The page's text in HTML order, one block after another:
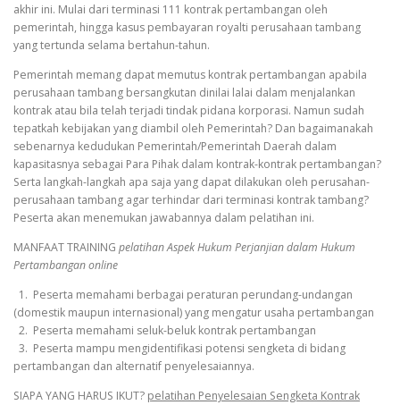
akhir ini. Mulai dari terminasi 111 kontrak pertambangan oleh
pemerintah, hingga kasus pembayaran royalti perusahaan tambang
yang tertunda selama bertahun-tahun.
Pemerintah memang dapat memutus kontrak pertambangan apabila
perusahaan tambang bersangkutan dinilai lalai dalam menjalankan
kontrak atau bila telah terjadi tindak pidana korporasi. Namun sudah
tepatkah kebijakan yang diambil oleh Pemerintah? Dan bagaimanakah
sebenarnya kedudukan Pemerintah/Pemerintah Daerah dalam
kapasitasnya sebagai Para Pihak dalam kontrak-kontrak pertambangan?
Serta langkah-langkah apa saja yang dapat dilakukan oleh perusahan-
perusahaan tambang agar terhindar dari terminasi kontrak tambang?
Peserta akan menemukan jawabannya dalam pelatihan ini.
MANFAAT TRAINING pelatihan Aspek Hukum Perjanjian dalam Hukum
Pertambangan online
1. Peserta memahami berbagai peraturan perundang-undangan
(domestik maupun internasional) yang mengatur usaha pertambangan
2. Peserta memahami seluk-beluk kontrak pertambangan
3. Peserta mampu mengidentifikasi potensi sengketa di bidang
pertambangan dan alternatif penyelesaiannya.
SIAPA YANG HARUS IKUT? pelatihan Penyelesaian Sengketa Kontrak